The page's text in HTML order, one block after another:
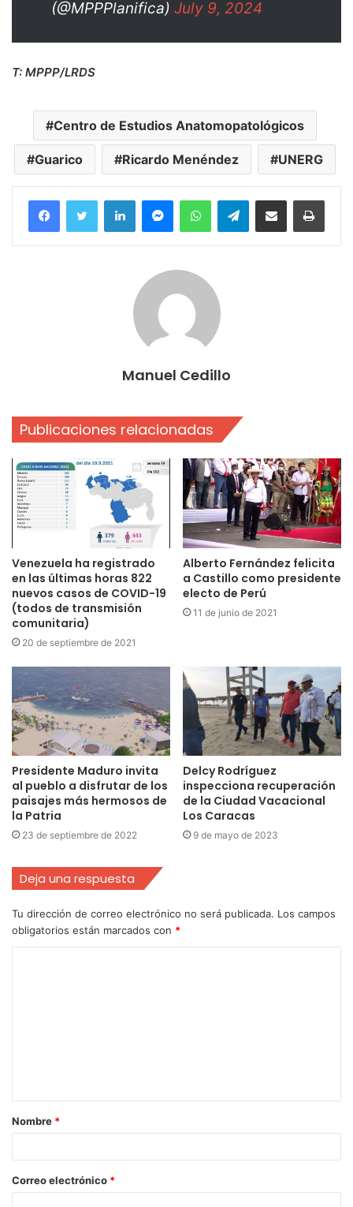
(@MPPPlanifica) July 9, 2024
T: MPPP/LRDS
Centro de Estudios Anatomopatológicos
Guarico Ricardo Menéndez UNERG
FacebookTwitter LinkedInMessengerWhatsAppTelegramCompartir por correo electrónico
Manuel Cedillo
Publicaciones relacionadas
Venezuela ha registrado
en las últimas horas 822
nuevos casos de COVID-19
(todos de transmisión
comunitaria)
20 de septiembre de 2021
Alberto Fernández felicita
a Castillo como presidente
electo de Perú
11 de junio de 2021
Presidente Maduro invita
al pueblo a disfrutar de los
paisajes más hermosos de
la Patria
23 de septiembre de 2022
Delcy Rodríguez
inspecciona recuperación
de la Ciudad Vacacional
Los Caracas
9 de mayo de 2023
Deja una respuesta
Tu dirección de correo electrónico no será publicada. Los campos
obligatorios están marcados con *
Nombre *
Correo electrónico *